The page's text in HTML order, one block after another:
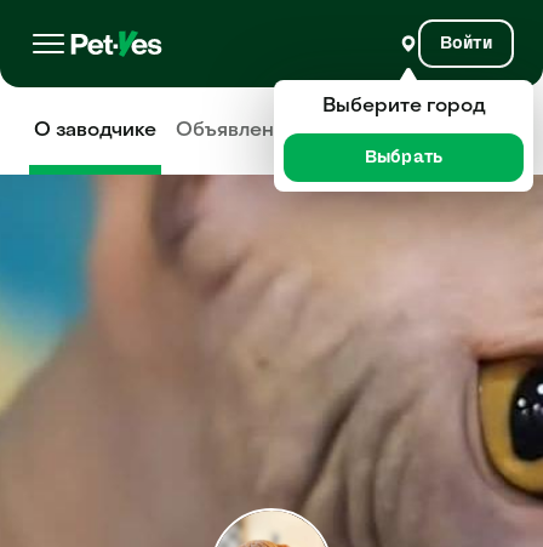
Войти
О заводчике Объявления Отзывы
Выберите город
Выбрать